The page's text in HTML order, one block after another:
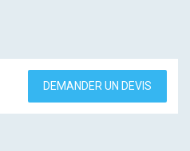
DEMANDER UN DEVIS